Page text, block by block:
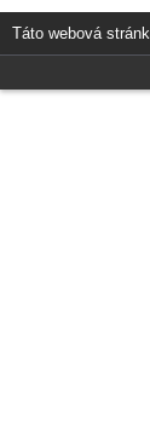
Táto webová